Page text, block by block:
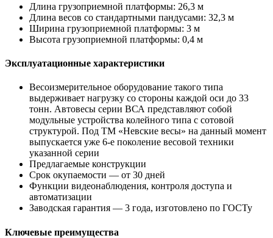
Длина грузоприемной платформы: 26,3 м
Длина весов со стандартными пандусами: 32,3 м
Ширина грузоприемной платформы: 3 м
Высота грузоприемной платформы: 0,4 м
Эксплуатационные характеристики
Весоизмерительное оборудование такого типа
выдерживает нагрузку со стороны каждой оси до 33
тонн. Автовесы серии ВСА представляют собой
модульные устройства колейного типа с сотовой
структурой. Под ТМ «Невские весы» на данный момент
выпускается уже 6-е поколение весовой техники
указанной серии
Предлагаемые конструкции
Срок окупаемости — от 30 дней
Функции видеонаблюдения, контроля доступа и
автоматизации
Заводская гарантия — 3 года, изготовлено по ГОСТу
Ключевые преимущества